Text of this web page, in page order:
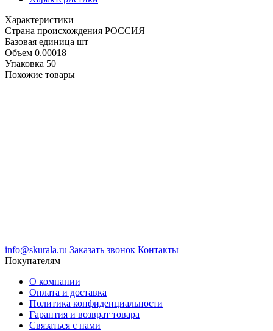
Характеристики
Cтрана происхождения РОССИЯ
Базовая единица шт
Объем 0.00018
Упаковка 50
Похожие товары
info@skurala.ru Заказать звонок Контакты
Покупателям
О компании
Оплата и доставка
Политика конфиденциальности
Гарантия и возврат товара
Связаться с нами